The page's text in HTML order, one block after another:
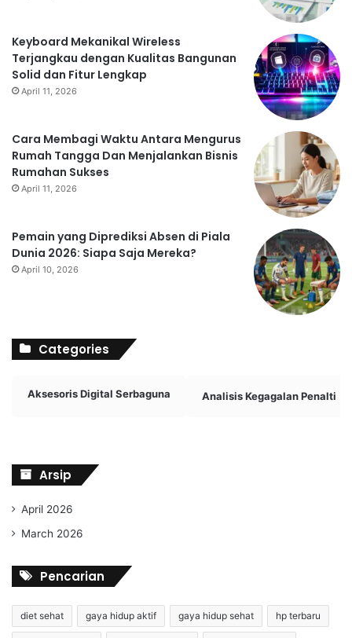
Keyboard Mekanikal Wireless
Terjangkau dengan Kualitas Bangunan
Solid dan Fitur Lengkap
April 11, 2026
Cara Membagi Waktu Antara Mengurus
Rumah Tangga Dan Menjalankan Bisnis
Rumahan Sukses
April 11, 2026
Pemain yang Diprediksi Absen di Piala
Dunia 2026: Siapa Saja Mereka?
April 10, 2026
Categories
Aksesoris Digital Serbaguna Analisis Kegagalan Penalti
Arsip
April 2026
March 2026
Pencarian
diet sehat gaya hidup aktif gaya hidup sehat hp terbaru